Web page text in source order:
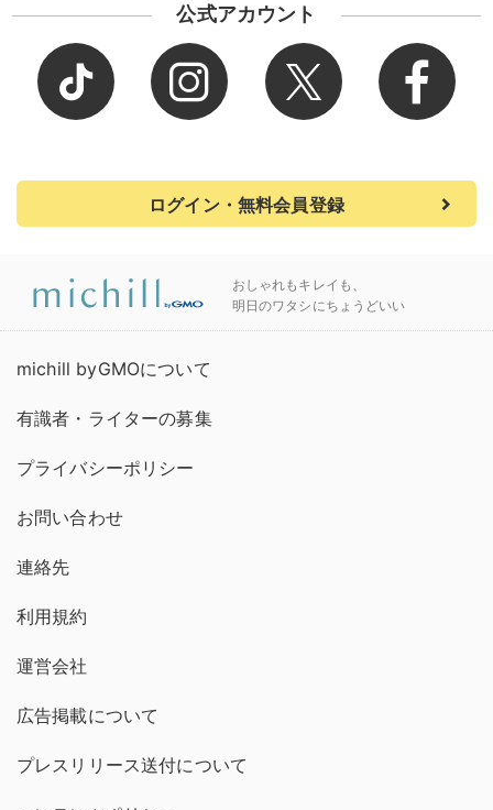
公式アカウント
ログイン・無料会員登録
おしゃれもキレイも、
明日のワタシにちょうどいい
michill byGMOについて
有識者・ライターの募集
プライバシーポリシー
お問い合わせ
連絡先
利用規約
運営会社
広告掲載について
プレスリリース送付について